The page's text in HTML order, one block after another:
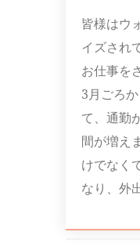
皆様はウ
イズされ
お仕事を
3月ごろ
て、通勤
間が増え
けでなく
なり、外